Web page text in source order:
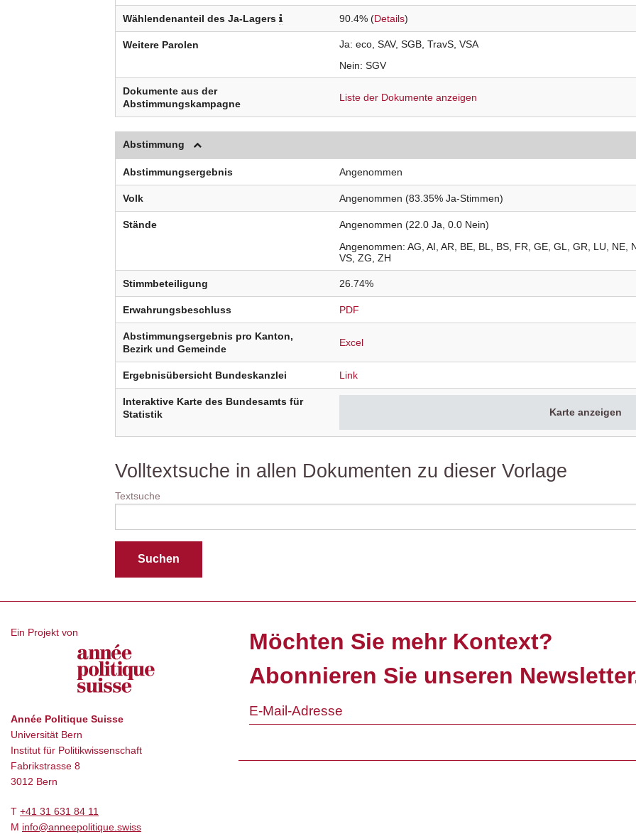
Wählendenanteil des Ja-Lagers 90.4% (Details)
Weitere Parolen Ja eco SAV SGB TravS VSA
Nein SGV
Dokumente aus der
Abstimmungskampagne
Liste der Dokumente anzeigen
Abstimmung
Abstimmungsergebnis Angenommen
Volk Angenommen (83.35% Ja-Stimmen)
Stände
Angenommen (22.0 Ja, 0.0 Nein)
Angenommen AG AI AR BE BL BS FR GE GL GR LU NE
VS ZG ZH
Stimmbeteiligung 26.74%
Erwahrungsbeschluss PDF
Abstimmungsergebnis pro Kanton,
Bezirk und Gemeinde
Excel
Ergebnisübersicht Bundeskanzlei Link
Interaktive Karte des Bundesamts für
Statistik
Karte anzeigen
Volltextsuche in allen Dokumenten zu dieser Vorlage
Textsuche
Ein Projekt von
Année Politique Suisse
Universität Bern
Institut für Politikwissenschaft
Fabrikstrasse 8
3012 Bern
T +41 31 631 84 11
M info@anneepolitique.swiss
Möchten Sie mehr Kontext?
Abonnieren Sie unseren